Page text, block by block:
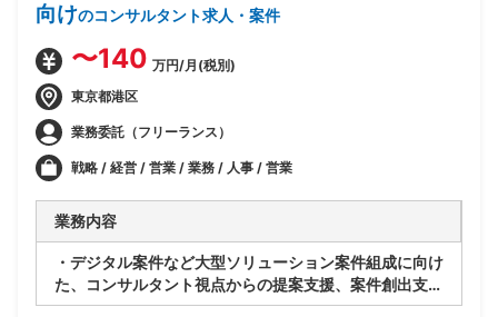
向けのコンサルタント求人・案件
〜140 万円/月(税別)
東京都港区
業務委託（フリーランス）
戦略 / 経営 / 営業 / 業務 / 人事 / 営業
業務内容
・デジタル案件など大型ソリューション案件組成に向け
た、コンサルタント視点からの提案支援、案件創出支
援、資料作成